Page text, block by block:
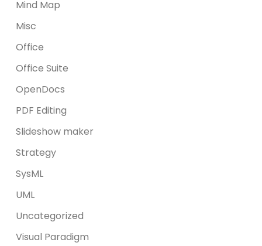
Mind Map
Misc
Office
Office Suite
OpenDocs
PDF Editing
Slideshow maker
Strategy
SysML
UML
Uncategorized
Visual Paradigm